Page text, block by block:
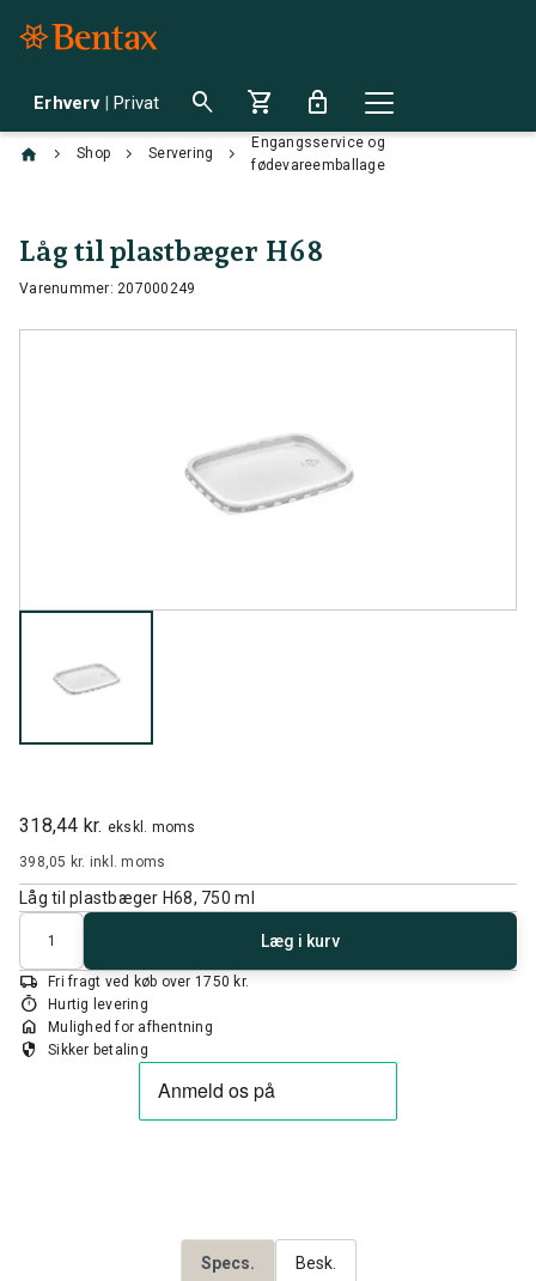
Erhverv | Privat search shopping_cart lock
chevron_right Shop chevron_right Servering chevron_right
Engangsservice og
fødevareemballage
Låg til plastbæger H68
Varenummer: 207000249
318,44 kr. ekskl. moms
398,05 kr. inkl. moms
Låg til plastbæger H68, 750 ml
Antal
Læg i kurv
local_shipping Fri fragt ved køb over 1750 kr.
timer Hurtig levering
home Mulighed for afhentning
security Sikker betaling
Specs. Besk.